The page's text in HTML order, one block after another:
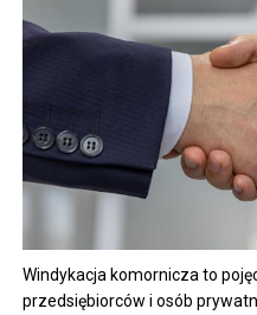
Windykacja komornicza to
przedsiębiorców i osób